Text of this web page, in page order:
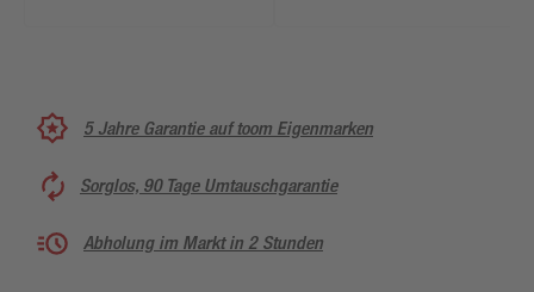
5 Jahre Garantie auf toom Eigenmarken
Sorglos, 90 Tage Umtauschgarantie
Abholung im Markt in 2 Stunden